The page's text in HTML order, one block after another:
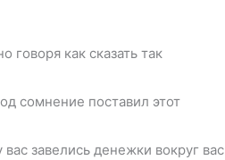
говоря как сказать так
сомнение поставил этот
завелись денежки вокруг вас